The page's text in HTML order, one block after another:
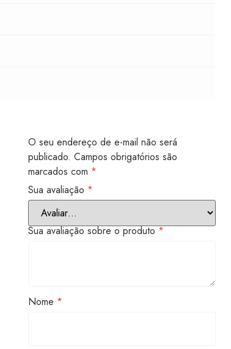
O seu endereço de e-mail não será
publicado. Campos obrigatórios são
marcados com *
Sua avaliação *
Sua avaliação sobre o produto*
Nome *